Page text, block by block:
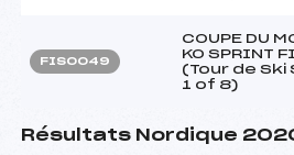
FIS0049
COUPE DU
KO SPRINT
(Tour de Ski
1 of 8)
Résultats Nordique